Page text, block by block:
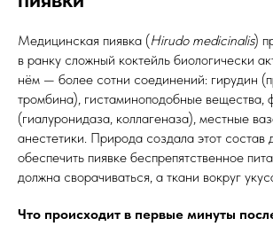
Медицинская пиявка (Hirudo medicinalis)
в ранку сложный коктейль биологически
нём — более сотни соединений: гирудин
тромбина), гистаминоподобные вещества,
(гиалуронидаза, коллагеназа), местные
анестетики. Природа создала этот
обеспечить пиявке беспрепятственное
должна сворачиваться, а ткани вокруг
Что происходит в первые минуты